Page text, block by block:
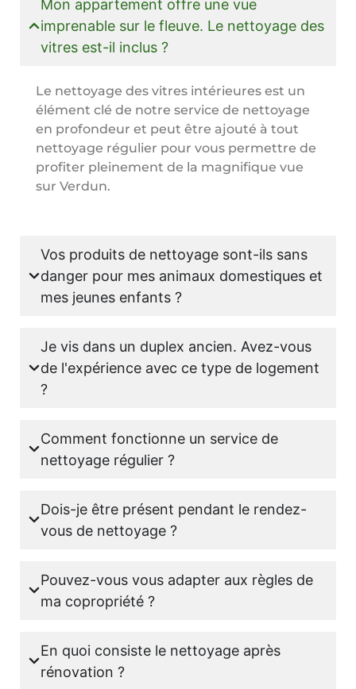
Mon appartement offre une vue
imprenable sur le fleuve. Le nettoyage des
vitres est-il inclus ?
Le nettoyage des vitres intérieures est un
élément clé de notre service de nettoyage
en profondeur et peut être ajouté à tout
nettoyage régulier pour vous permettre de
profiter pleinement de la magnifique vue
sur Verdun.
Vos produits de nettoyage sont-ils sans
danger pour mes animaux domestiques et
mes jeunes enfants ?
Je vis dans un duplex ancien. Avez-vous
de l'expérience avec ce type de logement
?
Comment fonctionne un service de
nettoyage régulier ?
Dois-je être présent pendant le rendez-
vous de nettoyage ?
Pouvez-vous vous adapter aux règles de
ma copropriété ?
En quoi consiste le nettoyage après
rénovation ?